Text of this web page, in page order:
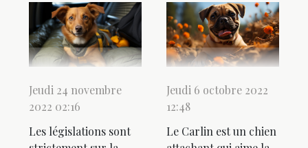
Jeudi 24 novembre
2022 02:16
Les législations sont
Jeudi 6 octobre 2022
12:48
Le Carlin est un chien